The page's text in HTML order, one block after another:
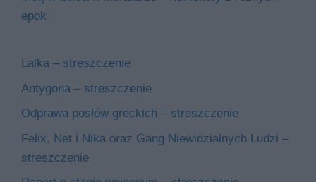
epok
Lalka – streszczenie
Antygona – streszczenie
Odprawa posłów greckich – streszczenie
Felix, Net i Nika oraz Gang Niewidzialnych Ludzi –
streszczenie